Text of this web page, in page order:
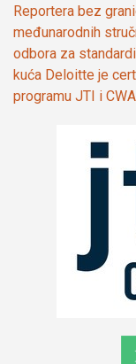
Reportera bez
međunarodnih
odbora za
kuća Deloitte je
programu JTI i